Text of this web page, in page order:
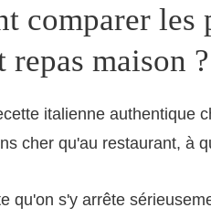
comparer les
maison ?
italienne authentique
cher qu'au restaurant, à
qu'on s'y arrête